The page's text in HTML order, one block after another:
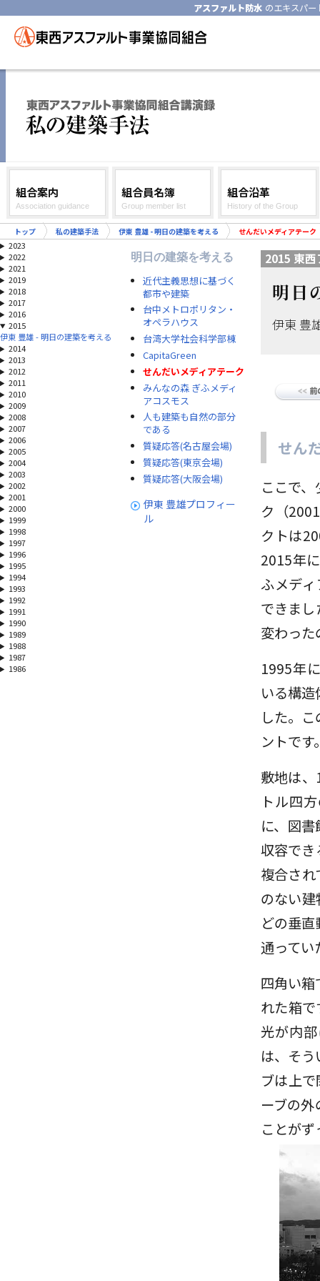
アスファルト防水 のエキスパ
組合案内
Association guidance
組合員名簿
Group member list
組合沿革
History of the Group
トップ 私の建築手法 伊東 豊雄 - 明日の建築を考える せんだいメディアテーク
2023
2022
2021
2019
2018
2017
2016
2015
伊東 豊雄 - 明日の建築を考える
2014
2013
2012
2011
2010
2009
2008
2007
2006
2005
2004
2003
2002
2001
2000
1999
1998
1997
1996
1995
1994
1993
1992
1991
1990
1989
1988
1987
1986
明日の建築を考える
近代主義思想に基づく
都市や建築
台中メトロポリタン・
オペラハウス
台湾大学社会科学部棟
CapitaGreen
せんだいメディアテーク
みんなの森 ぎふメディ
アコスモス
人も建築も自然の部分
である
質疑応答(名古屋会場)
質疑応答(東京会場)
質疑応答(大阪会場)
伊東 豊雄プロフィー
ル
2015 東
明日
伊東 豊
せん
ここで
ク（
クトは
2015年
ふメデ
できま
変わった
1995年
いる構
した。
ントです
敷地は
トル四
に、図
収容でき
複合さ
のない
どの垂
通ってい
四角い
れた箱
光が内
は、そ
ブは上
ーブの
ことが